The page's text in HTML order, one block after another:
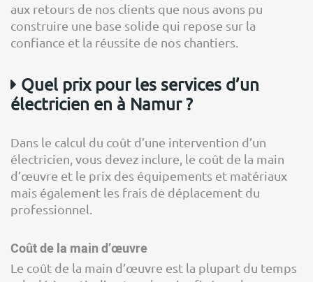
aux retours de nos clients que nous avons pu
construire une base solide qui repose sur la
confiance et la réussite de nos chantiers.
Quel prix pour les services d’un
électricien en à Namur ?
Dans le calcul du coût d’une intervention d’un
électricien, vous devez inclure, le coût de la main
d’œuvre et le prix des équipements et matériaux
mais également les frais de déplacement du
professionnel.
Coût de la main d’œuvre
Le coût de la main d’œuvre est la plupart du temps